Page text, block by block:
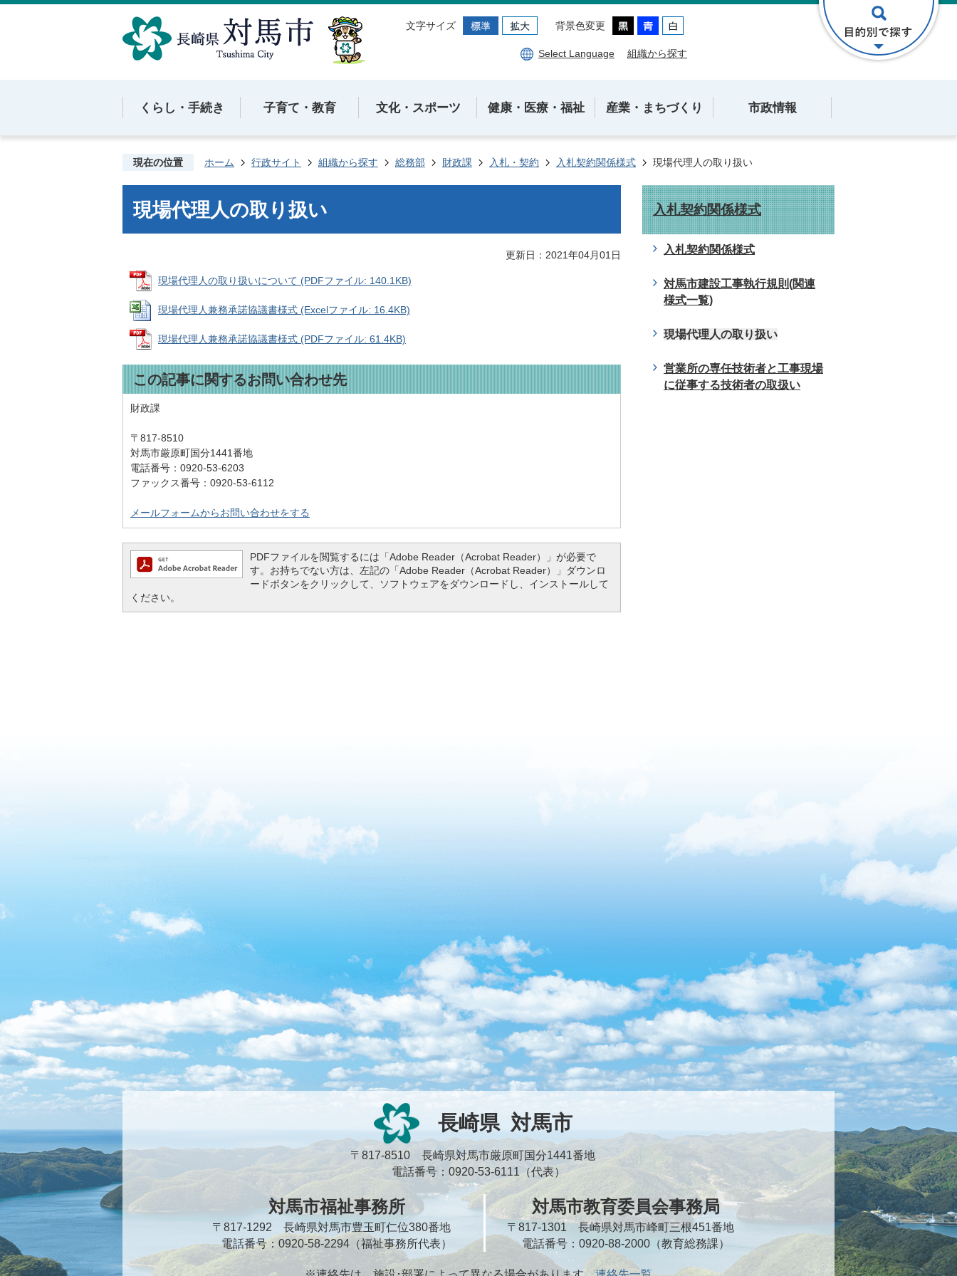
文字サイズ 背景色変更
Select Language 組織から探す
くらし・手続き 子育て・教育 文化・スポーツ 健康・医療・福祉 産業・まちづくり 市政情報
現在の位置 ホーム 行政サイト 組織から探す 総務部 財政課 入札・契約 入札契約関係様式 現場代理人の取り扱い
現場代理人の取り扱い
更新日：2021年04月01日
現場代理人の取り扱いについて (PDFファイル: 140.1KB)
現場代理人兼務承諾協議書様式 (Excelファイル: 16.4KB)
現場代理人兼務承諾協議書様式 (PDFファイル: 61.4KB)
この記事に関するお問い合わせ先
財政課
〒817-8510
対馬市厳原町国分1441番地
電話番号：0920-53-6203
ファックス番号：0920-53-6112
メールフォームからお問い合わせをする
PDFファイルを閲覧するには「Adobe Reader（Acrobat Reader）」が必要で
す。お持ちでない方は、左記の「Adobe Reader（Acrobat Reader）」ダウンロ
ードボタンをクリックして、ソフトウェアをダウンロードし、インストールして
ください。
入札契約関係様式
入札契約関係様式
対馬市建設工事執行規則(関連
様式一覧)
現場代理人の取り扱い
営業所の専任技術者と工事現場
に従事する技術者の取扱い
長崎県 対馬市
〒817-8510 長崎県対馬市厳原町国分1441番地
電話番号：0920-53-6111（代表）
対馬市福祉事務所
〒817-1292 長崎県対馬市豊玉町仁位380番地
電話番号：0920-58-2294（福祉事務所代表）
対馬市教育委員会事務局
〒817-1301 長崎県対馬市峰町三根451番地
電話番号：0920-88-2000（教育総務課）